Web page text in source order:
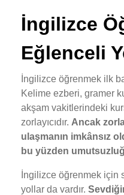
İngilizce
Eğlenceli
İngilizce öğrenmek ilk
Kelime ezberi, gramer
akşam vakitlerindeki
zorlayıcıdır. Ancak
ulaşmanın imkânsız
bu yüzden
İngilizce öğrenmek için
yollar da vardır.